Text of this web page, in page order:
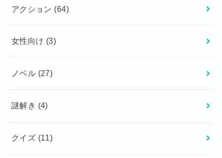
アクション (64)
女性向け (3)
ノベル (27)
謎解き (4)
クイズ (11)